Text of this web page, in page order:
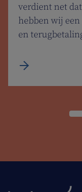
verdient net
hebben wij
en